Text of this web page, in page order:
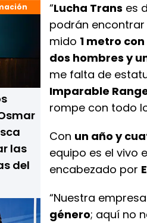
las
del
“Lucha Trans es
podrán encontrar
mido 1 metro
dos hombres y
me falta de
Imparable
rompe con todo
Con un año y
equipo es el vivo
encabezado por
“Nuestra
género; aquí no